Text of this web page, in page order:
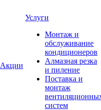
Акции
Услуги
Монтаж и
обслуживание
кондиционеров
Алмазная резка
и пиление
Поставка и
монтаж
систем